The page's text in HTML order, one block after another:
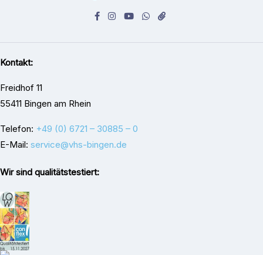
Kontakt:
Freidhof 11
55411 Bingen am Rhein
Telefon: +49 (0) 6721 – 30885 – 0
E-Mail: service@vhs-bingen.de
Wir sind qualitätstestiert: